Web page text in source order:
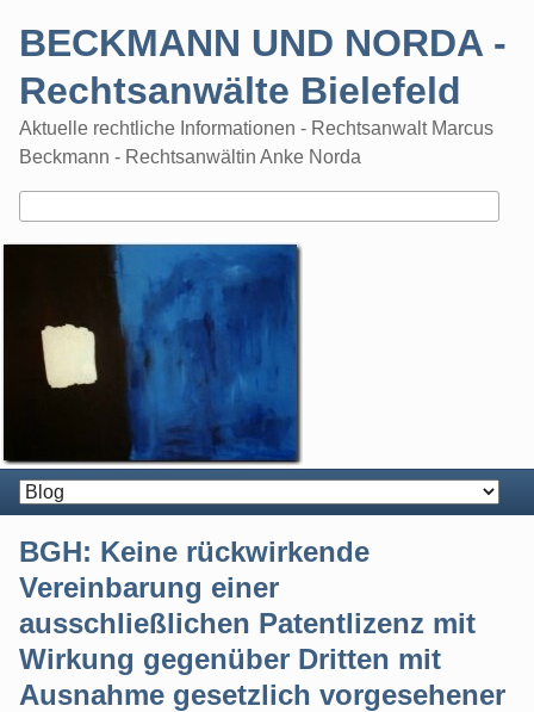
BECKMANN UND NORDA -
Rechtsanwälte Bielefeld
Aktuelle rechtliche Informationen - Rechtsanwalt Marcus
Beckmann - Rechtsanwältin Anke Norda
BGH: Keine rückwirkende
Vereinbarung einer
ausschließlichen Patentlizenz mit
Wirkung gegenüber Dritten mit
Ausnahme gesetzlich vorgesehener